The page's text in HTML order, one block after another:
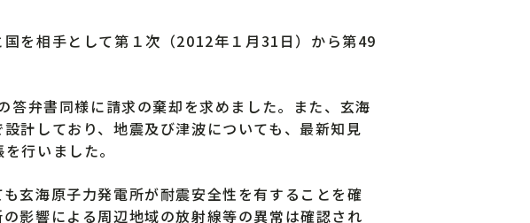
を相手として第１次（2012年１月31日）から第49
弁書同様に請求の棄却を求めました。また、玄海
計しており、地震及び津波についても、最新知見
行いました。
玄海原子力発電所が耐震安全性を有することを確
影響による周辺地域の放射線等の異常は確認され